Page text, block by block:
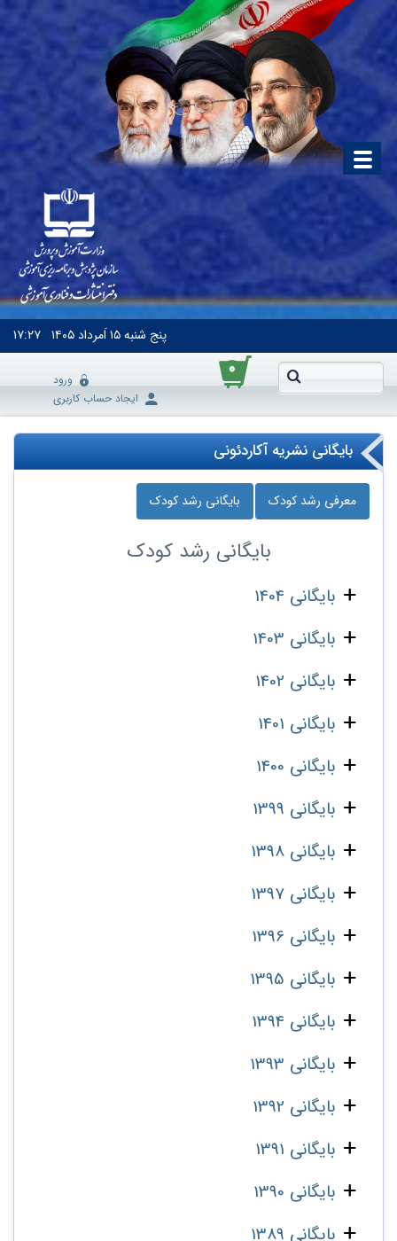
پنج شنبه۱۵ اَمرداد ۱۴۰۵ ۱۷:۲۷
۰
ورود
ایجاد حساب کاربری
بایگانی نشریه آکاردئونی
معرفی رشد کودک بایگانی رشد کودک
بایگانی رشد کودک
بایگانی 1404
بایگانی 1403
بایگانی 1402
بایگانی 1401
بایگانی 1400
بایگانی 1399
بایگانی 1398
بایگانی 1397
بایگانی 1396
بایگانی 1395
بایگانی 1394
بایگانی 1393
بایگانی 1392
بایگانی 1391
بایگانی 1390
بایگانی 1389